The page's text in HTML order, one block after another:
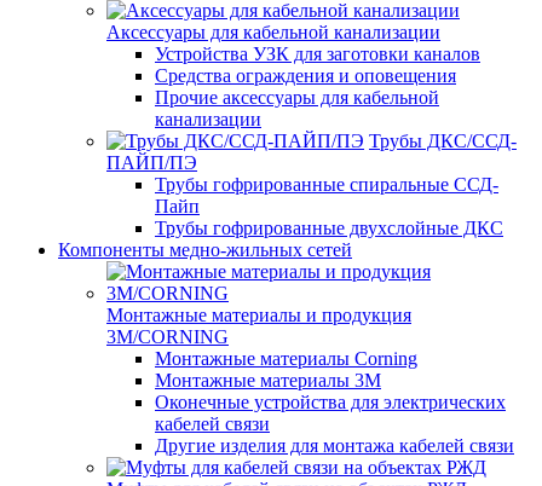
Аксессуары для кабельной канализации
Устройства УЗК для заготовки каналов
Средства ограждения и оповещения
Прочие аксессуары для кабельной
канализации
Трубы ДКС/ССД-
ПАЙП/ПЭ
Трубы гофрированные спиральные ССД-
Пайп
Трубы гофрированные двухслойные ДКС
Компоненты медно-жильных сетей
Монтажные материалы и продукция
3M/CORNING
Монтажные материалы Corning
Монтажные материалы 3M
Оконечные устройства для электрических
кабелей связи
Другие изделия для монтажа кабелей связи